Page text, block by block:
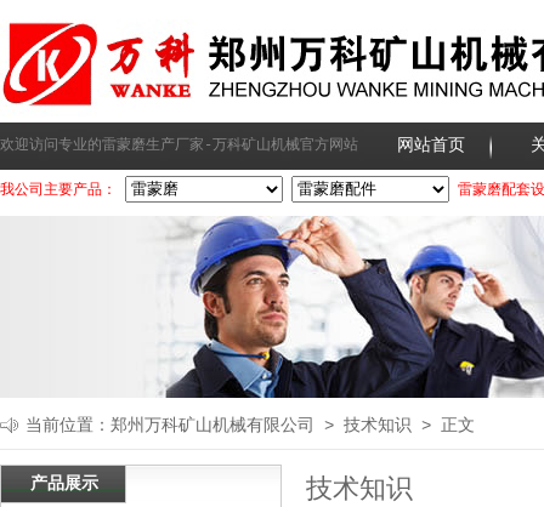
欢迎访问专业的雷蒙磨生产厂家-万科矿山机械官方网站 网站首页
我公司主要产品： 雷蒙磨配套
当前位置： 郑州万科矿山机械有限公司 > 技术知识 > 正文
产品展示 技术知识